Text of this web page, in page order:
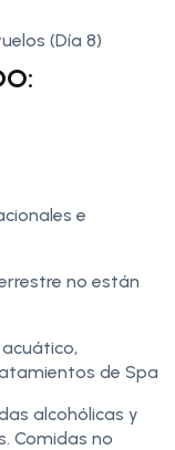
(Día 8)
e
no están
de Spa
alcohólicas y
Comidas no